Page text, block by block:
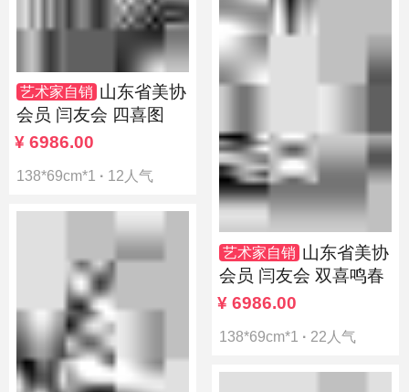
艺术家自销 山东省美协
会员 闫友会 四喜图
¥ 6986.00
138*69cm*1 · 12人气
艺术家自销 山东省美协
会员 闫友会 双喜鸣春
¥ 6986.00
138*69cm*1 · 22人气